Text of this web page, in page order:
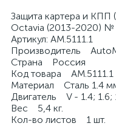
Защита картера и КПП
Octavia (2013-2020) №
Артикул: AM.5111.1
Производитель
Страна Россия
Код товара AM.5111.1
Материал Сталь 1.4
Двигатель V - 1.4; 1.6;
Вес 5,4 кг.
Кол-во листов 1 шт.